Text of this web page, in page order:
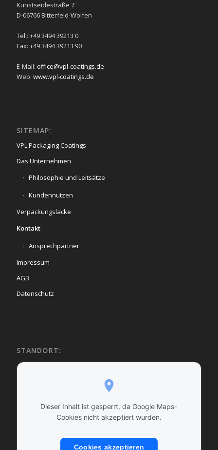
Kunstseidestraße 7
D-06766 Bitterfeld-Wolfen
Tel.: +49 3494 39213 0
Fax: +49 3494 39213 90
E-Mail: office@vpl-coatings.de
Web: www.vpl-coatings.de
SITEMAP:
VPL Packaging Coatings
Das Unternehmen
Philosophie und Leitsätze
Kundennutzen
Verpackungslacke
Kontakt
Ansprechpartner
Impressum
AGB
Datenschutz
STANDORT:
Dieser Inhalt ist gesperrt, da Google Maps-
Cookies nicht akzeptiert wurden.
Cookies akzeptieren